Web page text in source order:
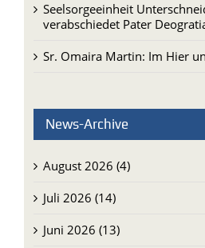
Seelsorgeeinheit
verabschiedet Pater
Sr. Omaira Martin: Im Hier
News-Archive
August 2026 (4)
Juli 2026 (14)
Juni 2026 (13)